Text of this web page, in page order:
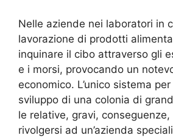
Nelle aziende nei laboratori in
lavorazione di prodotti
inquinare il cibo attraverso gli
e i morsi, provocando un
economico. L’unico sistema
sviluppo di una colonia di
le relative, gravi,
rivolgersi ad un’azienda